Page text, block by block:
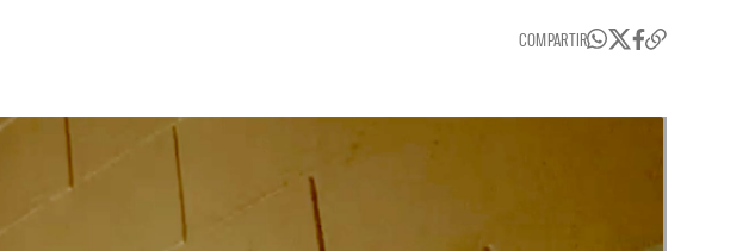
COMPARTIR